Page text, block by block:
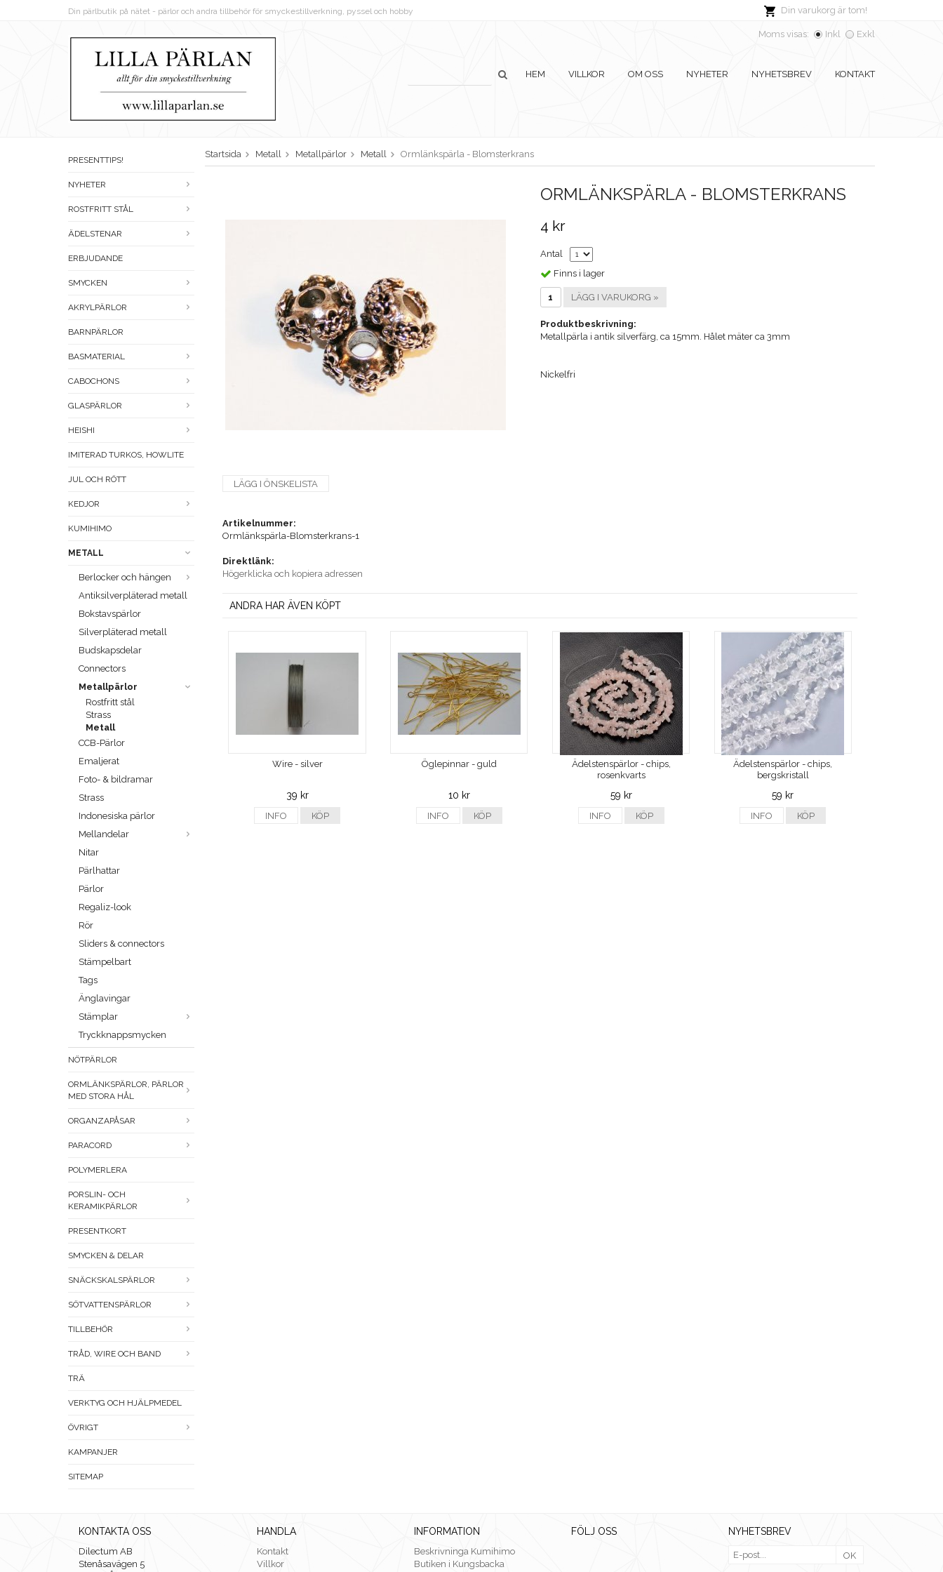
Din varukorg är tom!
Din pärlbutik på nätet - pärlor och andra tillbehör för smyckestillverkning, pyssel och hobby
Moms visas: Inkl Exkl
HEM VILLKOR OM OSS NYHETER NYHETSBREV KONTAKT
PRESENTTIPS!
NYHETER
ROSTFRITT STÅL
ÄDELSTENAR
ERBJUDANDE
SMYCKEN
AKRYLPÄRLOR
BARNPÄRLOR
BASMATERIAL
CABOCHONS
GLASPÄRLOR
HEISHI
IMITERAD TURKOS, HOWLITE
JUL OCH RÖTT
KEDJOR
KUMIHIMO
METALL
Berlocker och hängen
Antiksilverpläterad metall
Bokstavspärlor
Silverpläterad metall
Budskapsdelar
Connectors
Metallpärlor
Rostfritt stål
Strass
Metall
CCB-Pärlor
Emaljerat
Foto- & bildramar
Strass
Indonesiska pärlor
Mellandelar
Nitar
Pärlhattar
Pärlor
Regaliz-look
Rör
Sliders & connectors
Stämpelbart
Tags
Änglavingar
Stämplar
Tryckknappsmycken
NÖTPÄRLOR
ORMLÄNKSPÄRLOR, PÄRLOR
MED STORA HÅL
ORGANZAPÅSAR
PARACORD
POLYMERLERA
PORSLIN- OCH
KERAMIKPÄRLOR
PRESENTKORT
SMYCKEN & DELAR
SNÄCKSKALSPÄRLOR
SÖTVATTENSPÄRLOR
TILLBEHÖR
TRÅD, WIRE OCH BAND
TRÄ
VERKTYG OCH HJÄLPMEDEL
ÖVRIGT
KAMPANJER
SITEMAP
Startsida Metall Metallpärlor Metall Ormlänkspärla - Blomsterkrans
ORMLÄNKSPÄRLA - BLOMSTERKRANS
4 kr
Antal
Finns i lager
LÄGG I VARUKORG »
Produktbeskrivning:
Metallpärla i antik silverfärg, ca 15mm. Hålet mäter ca 3mm
Nickelfri
LÄGG I ÖNSKELISTA
Artikelnummer:
Ormlänkspärla-Blomsterkrans-1
Direktlänk:
Högerklicka och kopiera adressen
ANDRA HAR ÄVEN KÖPT
Wire - silver
39 kr
INFO KÖP
Öglepinnar - guld
10 kr
INFO KÖP
Ädelstenspärlor - chips,
rosenkvarts
59 kr
INFO KÖP
Ädelstenspärlor - chips,
bergskristall
59 kr
INFO KÖP
KONTAKTA OSS
Dilectum AB
Stenåsavägen 5
HANDLA
Kontakt
Villkor
INFORMATION
Beskrivninga Kumihimo
Butiken i Kungsbacka
FÖLJ OSS NYHETSBREV
OK